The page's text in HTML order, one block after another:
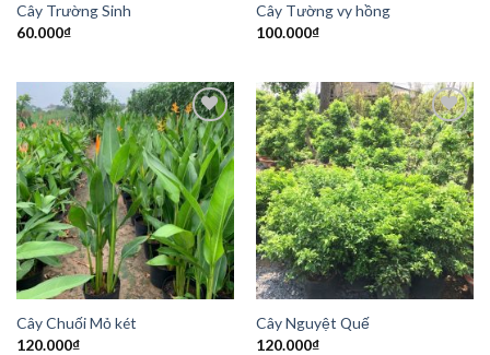
Cây Trường Sinh
60.000₫
Cây Tường vy hồng
100.000₫
Add to
Wishlist
Cây Chuối Mỏ két
120.000₫
Add to
Wishlist
Cây Nguyệt Quế
120.000₫